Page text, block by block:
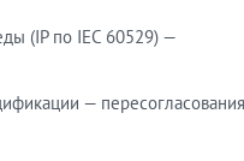
(IP по IEC 60529) —
—